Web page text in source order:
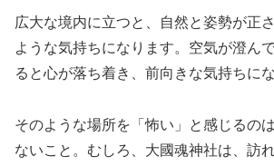
広大な境内に立つと、自然と姿勢が正
ような気持ちになります。空気が澄ん
ると心が落ち着き、前向きな気持ちに
そのような場所を「怖い」と感じるの
ないこと。むしろ、大國魂神社は、訪